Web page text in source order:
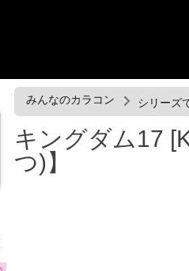
みんなのカラコン シリーズ
キングダム17
つ)】